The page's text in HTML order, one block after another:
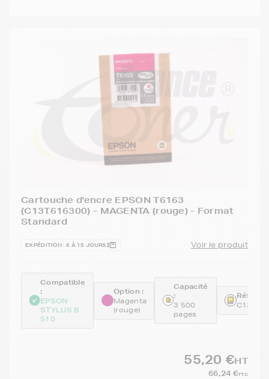
Cartouche d'encre EPSON T6163
(C13T616300) - MAGENTA (rouge) - Format
Standard
EXPÉDITION : 6 À 15 JOURS Voir le produit
Compatible
:
EPSON
STYLUS B
510
Option :
Magenta
(rouge)
Capacité
:
3 500
pages
55,20 €HT
66,24 €TTC